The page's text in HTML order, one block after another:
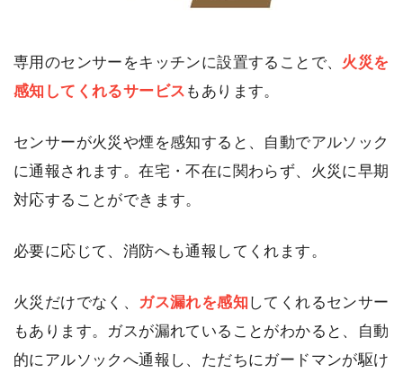
専用のセンサーをキッチンに設置することで、 火災を
感知してくれるサービス もあります。
センサーが火災や煙を感知すると、自動でアルソック
に通報されます。在宅・不在に関わらず、火災に早期
対応することができます。
必要に応じて、消防へも通報してくれます。
火災だけでなく、 ガス漏れを感知 してくれるセンサー
もあります。ガスが漏れていることがわかると、自動
的にアルソックへ通報し、ただちにガードマンが駆け